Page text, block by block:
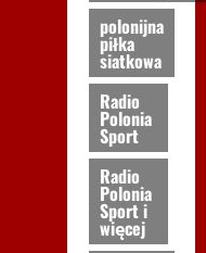
polonijna
piłka
siatkowa
Radio
Polonia
Sport
Radio
Polonia
Sport i
więcej